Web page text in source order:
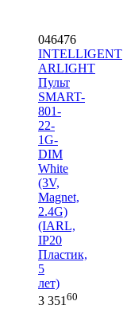
046476
INTELLIGENT
ARLIGHT
Пульт
SMART-
801-
22-
1G-
DIM
White
(3V,
Magnet,
2.4G)
(IARL,
IP20
Пластик,
5
лет)
3 351 60